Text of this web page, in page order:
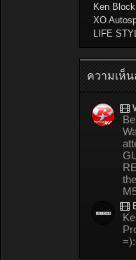
Ken Block
XO
LIFE
ความเห็